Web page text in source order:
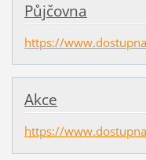
Půjčovna
https://
Akce
https://